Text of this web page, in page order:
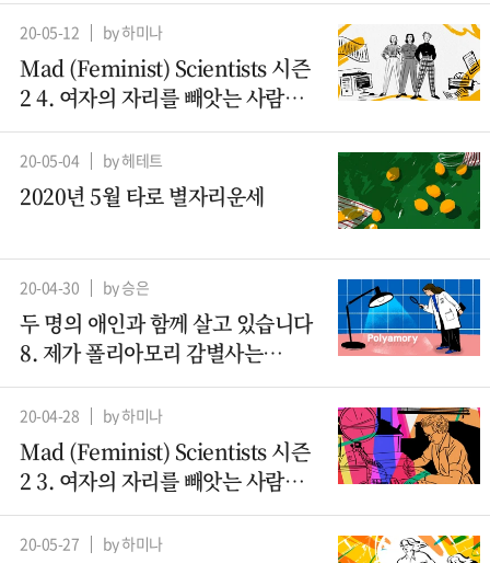
20-05-12 by 하미나
Mad (Feminist) Scientists 시즌
2 4. 여자의 자리를 빼앗는 사람들
– 컴퓨터과학 (2)
20-05-04 by 헤테트
2020년 5월 타로 별자리운세
20-04-30 by 승은
두 명의 애인과 함께 살고 있습니다
8. 제가 폴리아모리 감별사는
아니지만요
20-04-28 by 하미나
Mad (Feminist) Scientists 시즌
2 3. 여자의 자리를 빼앗는 사람들 -
컴퓨터과학(1)
20-05-27 by 하미나